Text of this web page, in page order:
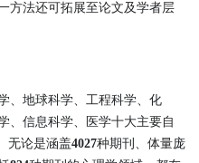
方法还可拓展至论文及学者层
地球科学、工程科学、化
、信息科学、医学十大主要自
无论是涵盖4027种期刊、体量庞